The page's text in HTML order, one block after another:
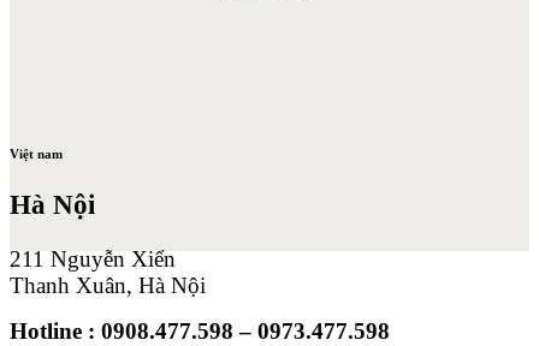
Việt nam
Hà Nội
211 Nguyễn Xiển
Thanh Xuân, Hà Nội
Hotline : 0908.477.598 – 0973.477.598